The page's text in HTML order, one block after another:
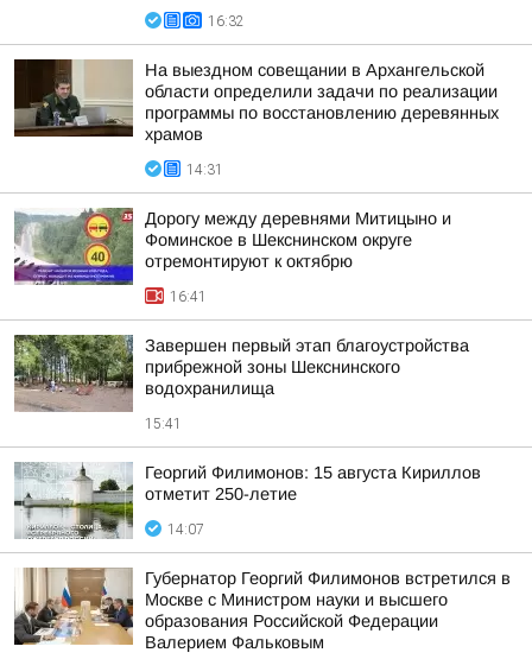
16:32
На выездном совещании в Архангельской
области определили задачи по реализации
программы по восстановлению деревянных
храмов
14:31
Дорогу между деревнями Митицыно и
Фоминское в Шекснинском округе
отремонтируют к октябрю
16:41
Завершен первый этап благоустройства
прибрежной зоны Шекснинского
водохранилища
15:41
Георгий Филимонов: 15 августа Кириллов
отметит 250-летие
14:07
Губернатор Георгий Филимонов встретился в
Москве с Министром науки и высшего
образования Российской Федерации
Валерием Фальковым